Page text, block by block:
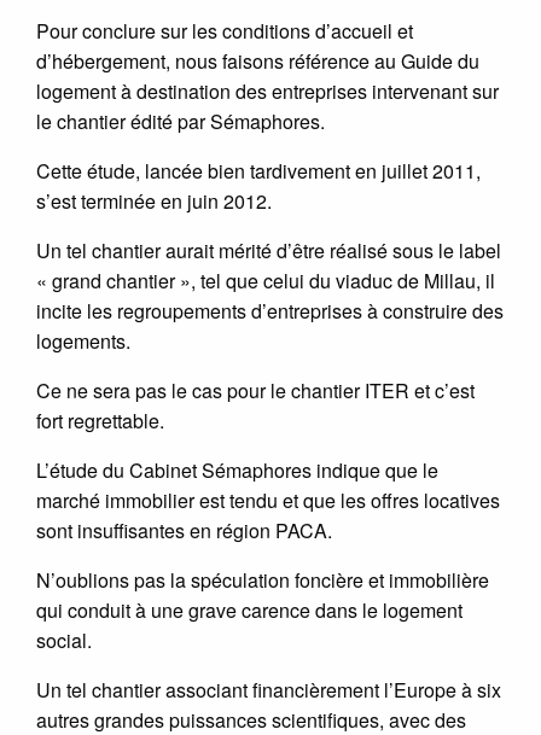
Pour conclure sur les conditions d’accueil et
d’hébergement, nous faisons référence au Guide du
logement à destination des entreprises intervenant sur
le chantier édité par Sémaphores.
Cette étude, lancée bien tardivement en juillet 2011,
s’est terminée en juin 2012.
Un tel chantier aurait mérité d’être réalisé sous le label
« grand chantier », tel que celui du viaduc de Millau, il
incite les regroupements d’entreprises à construire des
logements.
Ce ne sera pas le cas pour le chantier ITER et c’est
fort regrettable.
L’étude du Cabinet Sémaphores indique que le
marché immobilier est tendu et que les offres locatives
sont insuffisantes en région PACA.
N’oublions pas la spéculation foncière et immobilière
qui conduit à une grave carence dans le logement
social.
Un tel chantier associant financièrement l’Europe à six
autres grandes puissances scientifiques, avec des